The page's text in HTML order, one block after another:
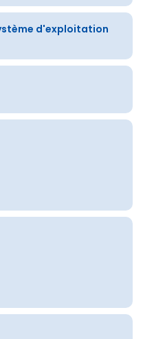
d'exploitation